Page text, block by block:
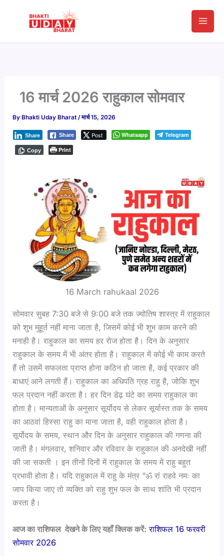
16 मार्च 2026 राहुकाल सोमवार
By Bhakti Uday Bharat/मार्च 15, 2026
Share Post
Share Whatsapp Telegram
Copy Print
16 March rahukaal 2026
सोमवार सुबह 7:30 बजे से 9:00 बजे तक ज्योतिष शास्त्र में राहुकाल
को शुभ मुहूर्त नहीं माना जाता है, जिसमें कोई भी शुभ काम करने की
मनाही है। राहुकाल का समय हर रोज होता है। दिन के अनुसार
राहुकाल के समय में भी अंतर होता है। राहुकाल में कोई भी काम करते
हैं तो उसमें सफलता प्राप्त होना कठिन हो जाता है, कई प्रकार की
बाधाएं आने लगती हैं। राहुकाल का अधिपति ग्रह राहु है, जोकि शुभ
फल प्रदान नहीं करता है। हर दिन डेढ़ घंटे का समय राहुकाल का
होता है। मान्यताओं के अनुसार सूर्योदय से लेकर सूर्यास्त तक के समय
का आठवां हिस्सा राहु का माना जाता है, वही राहुकाल होता है।
सूर्योदय के समय, स्थान और दिन के अनुसार राहुकाल की गणना की
जाती है। मंगलवार, शनिवार और रविवार के राहुकाल की अनदेखी नहीं
की जा सकती । इन तीनों दिनों में राहुकाल के समय में राहु बहुत
प्रभावी होता है। यदि राहुकाल में राहु के मंत्र “ॐ रां राहवे नमः का
जाप किया जाए तो व्यक्ति को राहु शुभ फल के साथ शांति भी प्रदान
करता है।
आज का राशिफल देखने के लिए यहाँ क्लिक करें: राशिफल 16 फरवरी
सोमवार 2026